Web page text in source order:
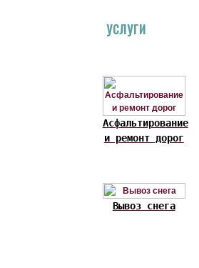
УСЛУГИ
Асфальтирование
и ремонт дорог
Вывоз снега